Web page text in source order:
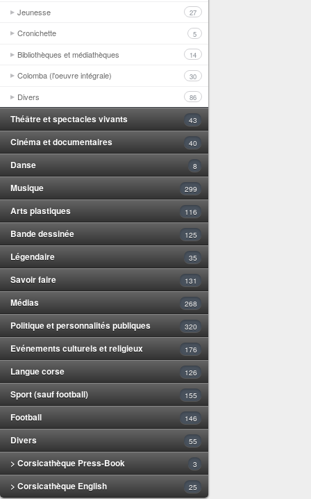
Jeunesse 27
Cronichette 5
Bibliothèques et médiathèques 14
Colomba (l'oeuvre intégrale) 30
Divers 86
Théâtre et spectacles vivants 43
Cinéma et documentaires 40
Danse 8
Musique 299
Arts plastiques 116
Bande dessinée 125
Légendaire 35
Savoir faire 131
Médias 268
Politique et personnalités publiques 320
Evénements culturels et religieux 176
Langue corse 126
Sport (sauf football) 155
Football 146
Divers 55
> Corsicathèque Press-Book 3
> Corsicathèque English 25